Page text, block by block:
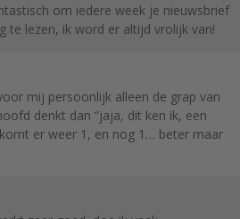
om iedere week je nieuwsbrief
te lezen, ik word er altijd vrolijk van!
mij persoonlijk alleen de grap van
denkt dan “jaja, dit ken ik, een
er weer 1, en nog 1… beter maar